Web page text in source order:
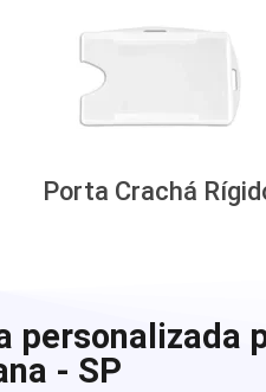
Porta Crachá
personalizada
- SP